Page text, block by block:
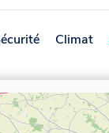
Climat